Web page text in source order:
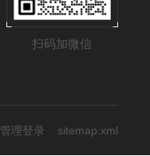
扫码加微信
管理登录 sitemap.xml